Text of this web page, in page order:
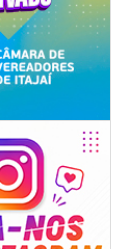
no interior de Itajaí